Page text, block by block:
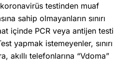
testinden muaf
sahip olmayanların sınırı
içinde PCR veya antijen testi
yapmak istemeyenler, sınırı
akıllı telefonlarına “Vdoma”